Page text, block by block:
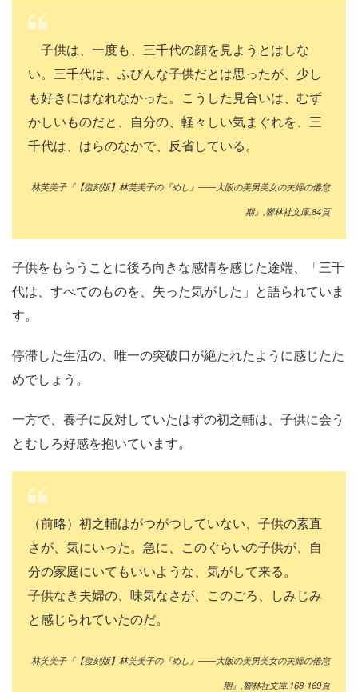
子供は、一度も、三千代の顔を見ようとはしな
い。三千代は、ふびんな子供だとは思ったが、少し
も好きにはなれなかった。こうした見合いは、むず
かしいものだと、自分の、軽々しい気まぐれを、三
千代は、はらのなかで、反省している。
林芙美子『【復刻版】林芙美子の『めし』――大阪の美男美女の夫婦の倦怠
期』,響林社文庫,84頁
子供をもらうことに後ろ向きな感情を感じた途端、「三千
代は、すべてのものを、失った気がした」と語られていま
す。
停滞した生活の、唯一の突破口が絶たれたように感じたた
めでしょう。
一方で、養子に反対していたはずの初之輔は、子供に会う
とむしろ好感を抱いています。
（前略）初之輔はがつがつしていない、子供の素直
さが、気にいった。急に、このぐらいの子供が、自
分の家庭にいてもいいような、気がして来る。
子供なき夫婦の、味気なさが、このごろ、しみじみ
と感じられていたのだ。
林芙美子『【復刻版】林芙美子の『めし』――大阪の美男美女の夫婦の倦怠
期』,響林社文庫,168-169頁